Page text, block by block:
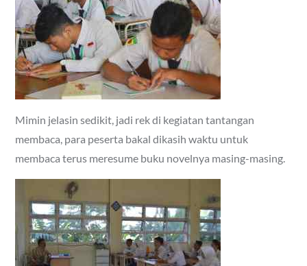
Mimin jelasin sedikit, jadi rek di kegiatan tantangan
membaca, para peserta bakal dikasih waktu untuk
membaca terus meresume buku novelnya masing-masing.